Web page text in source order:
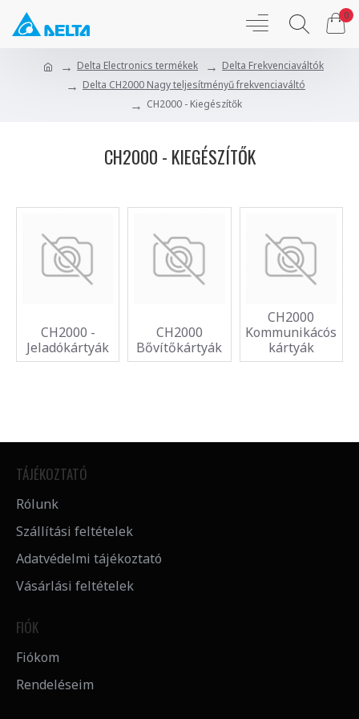
0
Delta Electronics termékek
Delta Frekvenciaváltók
Delta CH2000 Nagy teljesítményű frekvenciaváltó
CH2000 - Kiegészítők
CH2000 - KIEGÉSZÍTŐK
CH2000 -
Jeladókártyák
CH2000
Bővítőkártyák
CH2000
Kommunikácós
kártyák
TÁJÉKOZTATÓ
Rólunk
Szállítási feltételek
Adatvédelmi tájékoztató
Vásárlási feltételek
FIÓK
Fiókom
Rendeléseim